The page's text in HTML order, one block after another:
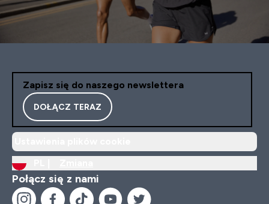
Zapisz się do naszego newslettera
DOŁĄCZ TERAZ
Połącz się z nami